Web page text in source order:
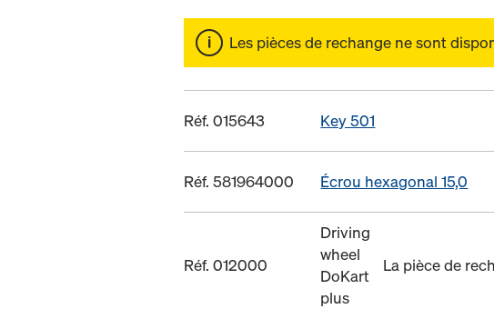
Les pièces de rechange ne sont
Réf. 015643 Key 501
Réf. 581964000 Écrou hexagonal 15,0
Réf. 012000
Driving
wheel
DoKart
plus
La pièce de